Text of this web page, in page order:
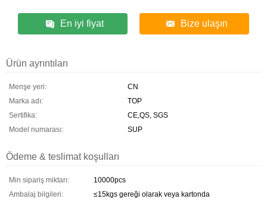
En iyi fiyat Bize ulaşın
Ürün ayrıntıları
Menşe yeri:
CN
Marka adı:
TOP
Sertifika:
CE,QS, SGS
Model numarası:
SUP
Ödeme & teslimat koşulları
Min sipariş miktarı:
10000pcs
Ambalaj bilgileri:
≤15kgs gereği olarak veya kartonda